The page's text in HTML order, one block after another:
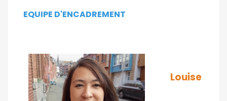
EQUIPE D'ENCADREMENT
Louise